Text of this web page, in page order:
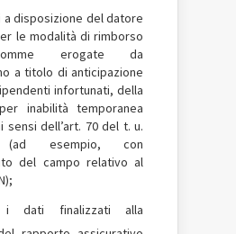
a disposizione del datore
le modalità di rimborso
erogate da
a titolo di anticipazione
infortunati, della
inabilità temporanea
sensi dell’art. 70 del t. u.
(ad esempio, con
del campo relativo al
i dati finalizzati alla